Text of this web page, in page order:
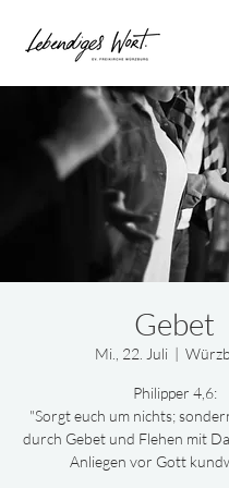
Gebet
Mi., 22. Juli
  |
Philipper 4,6:
"Sorgt euch um nichts;
durch Gebet und Flehen mit
Anliegen vor Gott